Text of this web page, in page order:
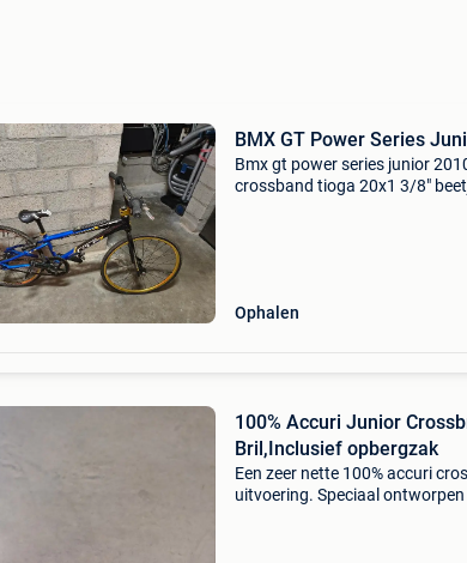
BMX GT Power Series
Bmx gt power series junior
crossband tioga 20x1 3/8"
Ophalen
100% Accuri Junior
Bril,Inclusief opbergzak
Een zeer nette 100% accuri
uitvoering. Speciaal